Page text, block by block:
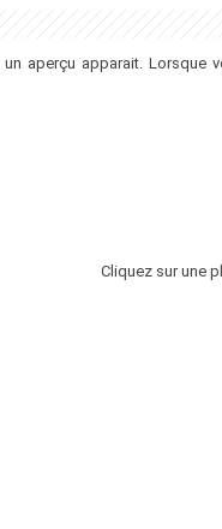
aperçu apparait. Lorsque
Cliquez sur une